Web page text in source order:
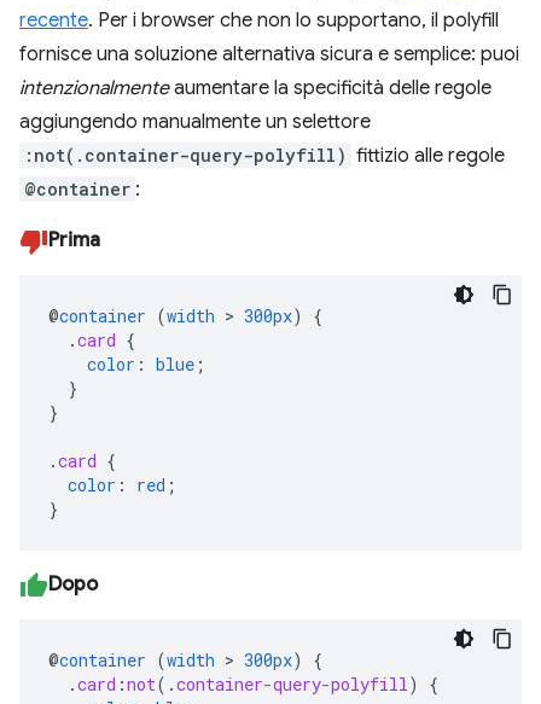
recente. Per i browser che non lo supportano, il polyfill
fornisce una soluzione alternativa sicura e semplice: puoi
intenzionalmenteaumentare la specificità delle regole
aggiungendo manualmente un selettore
:not(.container-query-polyfill) fittizio alle regole
@container :
Prima
@container (width > 300px)
{
.card {
color : blue ;
}
}
.card {
color : red ;
}
Dopo
@container (width > 300px)
{
.card :not( .container-query-polyfill )
{